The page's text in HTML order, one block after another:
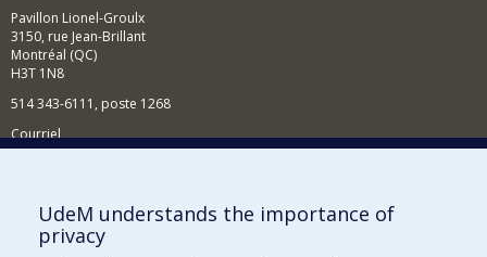
Pavillon Lionel-Groulx
3150, rue Jean-Brillant
Montréal (QC)
H3T 1N8
514 343-6111, poste 1268
Courriel
Comment soutenir l'École?
BESOIN D'AIDE?
UdeM understands the importance of
privacy